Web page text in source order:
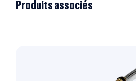
Produits associés